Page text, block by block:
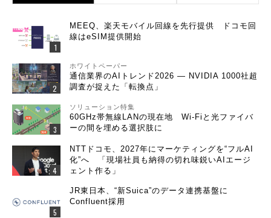
MEEQ、楽天モバイル回線を先行提供 ドコモ回
線はeSIM提供開始
ホワイトペーパー
通信業界のAIトレンド2026 ― NVIDIA 1000社超
調査が捉えた「転換点」
ソリューション特集
60GHz帯無線LANの現在地 Wi-Fiと光ファイバ
ーの間を埋める選択肢に
NTTドコモ、2027年にマーケティングを“フルAI
化”へ 「現場社員も納得の切れ味鋭いAIエージ
ェント作る」
JR東日本、“新Suica”のデータ連携基盤に
Confluent採用